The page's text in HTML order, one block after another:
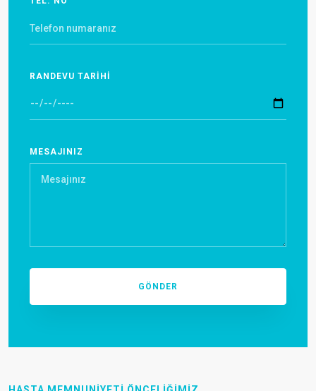
RANDEVU TARİHİ
MESAJINIZ